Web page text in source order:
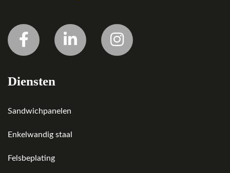
Diensten
Sandwichpanelen
Enkelwandig staal
Felsbeplating